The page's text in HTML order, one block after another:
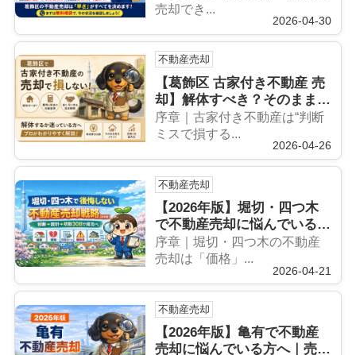
売却でき...
2026-04-30
不動産売却
【葛飾区 古家付き不動産 売
却】解体すべき？そのまま売
るべき？損しない完全ガイド
｜不動産のみらい
序章｜古家付き不動産は“判断
ミスで損する...
2026-04-26
不動産売却
【2026年版】堀切・四つ木
で不動産売却に悩んでいる方
へ｜売るべきか迷っている方
のための“後悔しない判断と
売却戦略”｜不動産のみらい
序章｜堀切・四つ木の不動産
売却は「価格」...
2026-04-21
不動産売却
【2026年版】亀有で不動産
売却に悩んでいる方へ｜売る